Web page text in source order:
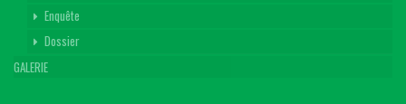
Enquête
Dossier
GALERIE